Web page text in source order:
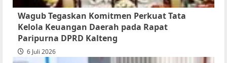
Wagub Tegaskan Komitmen Perkuat Tata
Kelola Keuangan Daerah pada Rapat
Paripurna DPRD Kalteng
6 Juli 2026